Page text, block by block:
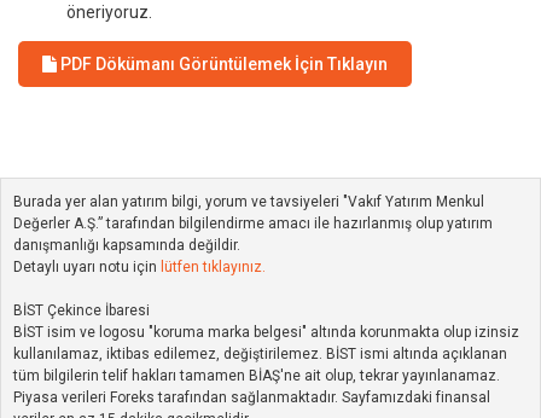
öneriyoruz.
PDF Dökümanı Görüntülemek İçin Tıklayın
Burada yer alan yatırım bilgi, yorum ve tavsiyeleri "Vakıf Yatırım Menkul
Değerler A.Ş.” tarafından bilgilendirme amacı ile hazırlanmış olup yatırım
danışmanlığı kapsamında değildir.
Detaylı uyarı notu için lütfen tıklayınız.
BİST Çekince İbaresi
BİST isim ve logosu "koruma marka belgesi" altında korunmakta olup izinsiz
kullanılamaz, iktibas edilemez, değiştirilemez. BİST ismi altında açıklanan
tüm bilgilerin telif hakları tamamen BİAŞ'ne ait olup, tekrar yayınlanamaz.
Piyasa verileri Foreks tarafından sağlanmaktadır. Sayfamızdaki finansal